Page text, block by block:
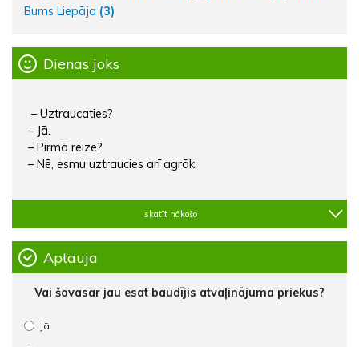
Bums Liepāja (3)
Dienas joks
– Uztraucaties?
– Jā.
– Pirmā reize?
– Nē, esmu uztraucies arī agrāk.
skatīt nākošo
Aptauja
Vai šovasar jau esat baudījis atvaļinājuma priekus?
Jā